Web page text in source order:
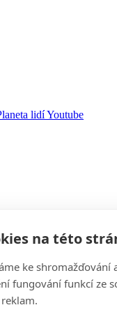
Youtube
na této
ke shromažďování
fungování funkcí ze